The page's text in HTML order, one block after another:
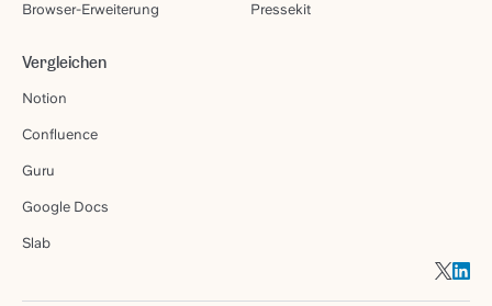
Browser-Erweiterung Pressekit
Vergleichen
Notion
Confluence
Guru
Google Docs
Slab